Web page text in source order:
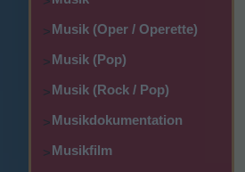
>Musik (Oper / Operette)
>Musik (Pop)
>Musik (Rock / Pop)
>Musikdokumentation
>Musikfilm